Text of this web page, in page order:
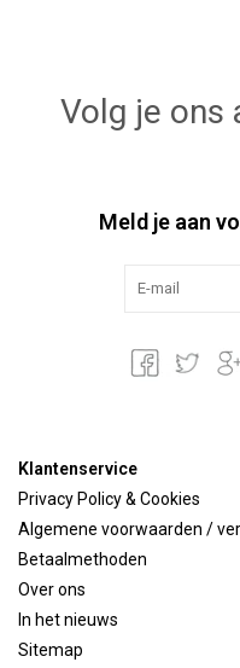
Volg je ons
Meld je aan
Klantenservice
Privacy Policy & Cookies
Algemene voorwaarden /
Betaalmethoden
Over ons
In het nieuws
Sitemap